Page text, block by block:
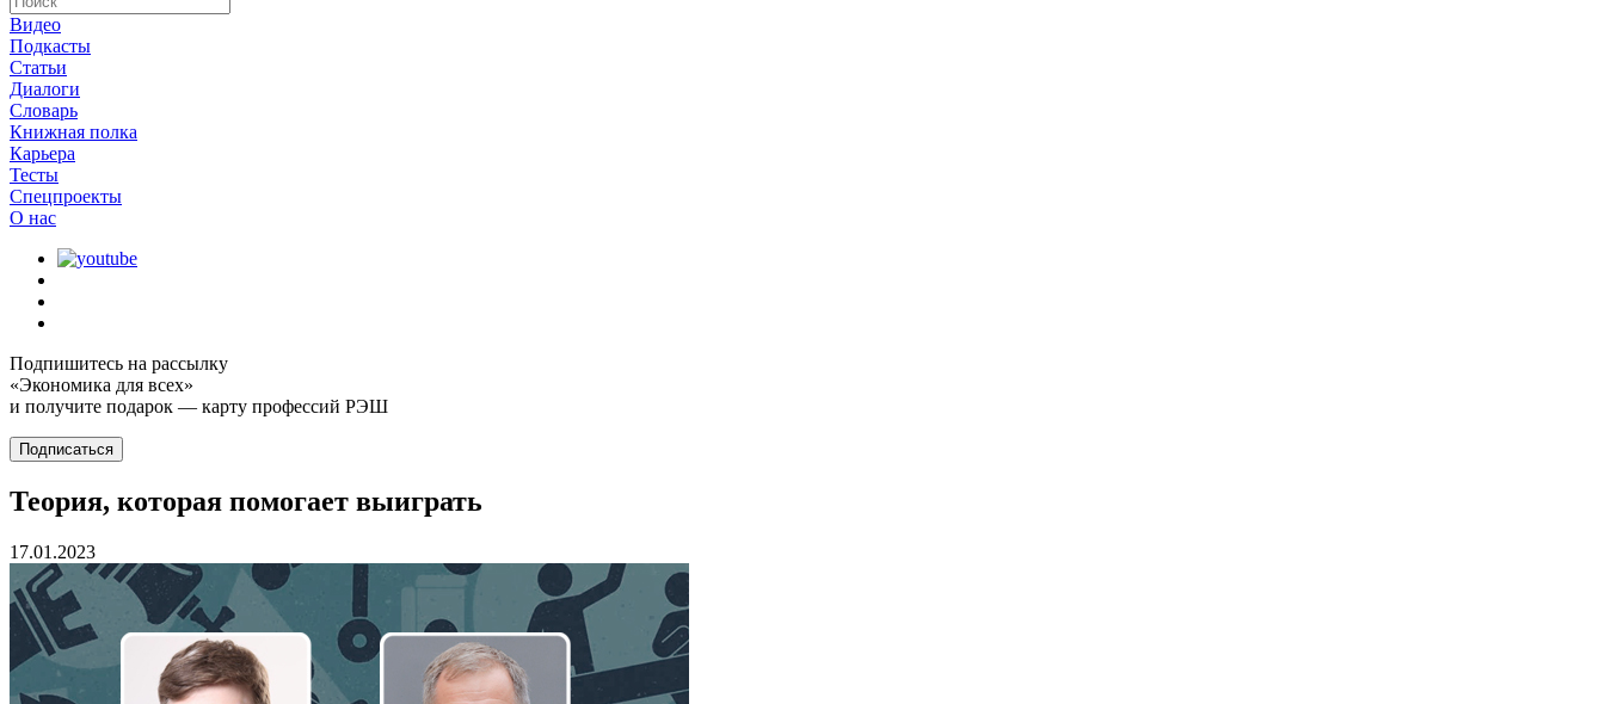
Видео
Подкасты
Статьи
Диалоги
Словарь
Книжная полка
Карьера
Тесты
Спецпроекты
О наc
Подпишитесь на рассылку
«Экономика для всех»
и получите подарок — карту профессий РЭШ
Подписаться
Теория, которая помогает выиграть
17.01.2023